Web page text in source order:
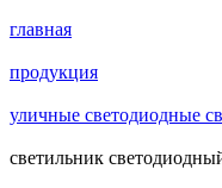
главная
продукция
уличные светодиодные
cветильник